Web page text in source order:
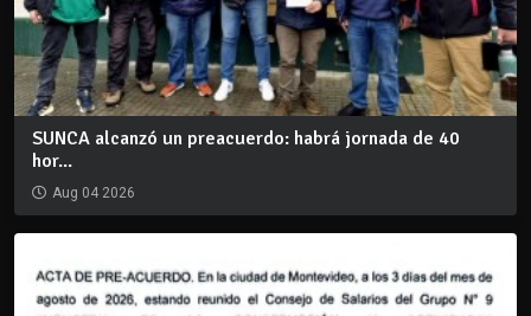
SUNCA alcanzó un preacuerdo: habrá jornada de 40
hor...
Aug 04 2026